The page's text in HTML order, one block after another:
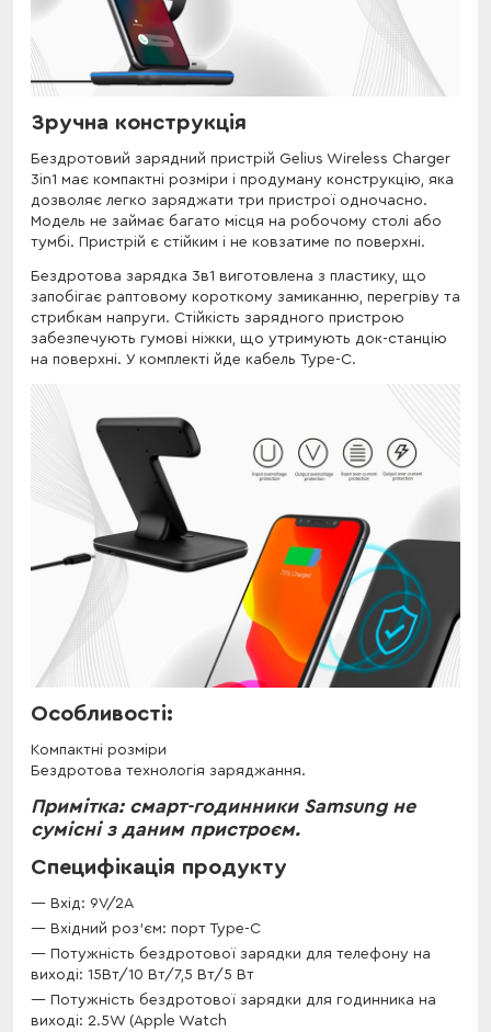
Зручна конструкція
Бездротовий зарядний пристрій Gelius Wireless Charger
3in1 має компактні розміри і продуману конструкцію, яка
дозволяє легко заряджати три пристрої одночасно.
Модель не займає багато місця на робочому столі або
тумбі. Пристрій є стійким і не ковзатиме по поверхні.
Бездротова зарядка 3в1 виготовлена з пластику, що
запобігає раптовому короткому замиканню, перегріву та
стрибкам напруги. Стійкість зарядного пристрою
забезпечують гумові ніжки, що утримують док-станцію
на поверхні. У комплекті йде кабель Type-C.
Особливості:
Компактні розміри
Бездротова технологія заряджання.
Примітка: смарт-годинники Samsung не
сумісні з даним пристроєм.
Специфікація продукту
Вхід: 9V/2A
Вхідний роз'єм: порт Туре-С
Потужність бездротової зарядки для телефону на
виході: 15Вт/10 Вт/7,5 Вт/5 Вт
Потужність бездротової зарядки для годинника на
виході: 2.5W (Apple Watch